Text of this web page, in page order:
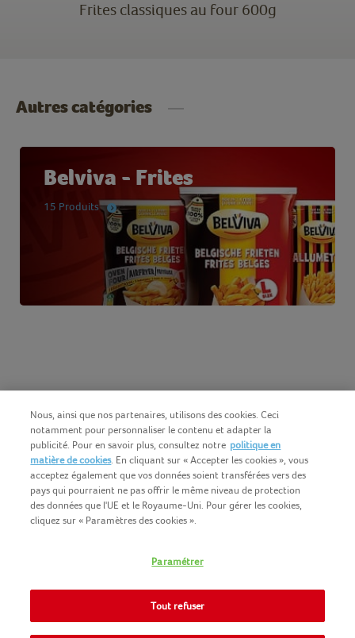
Frites classiques au four 600g
Autres catégories
Belviva - Frites
15 Produits
COPYRIGHT IGLO 2025
CONTACTEZ NOUS
COOKIE-POLICY
NOMAD FOODS
POLITIQUE-DE-CONFIDENTIALITE
Nous, ainsi que nos partenaires, utilisons des cookies. Ceci
notamment pour personnaliser le contenu et adapter la
publicité. Pour en savoir plus, consultez notre politique en
matière de cookies. En cliquant sur « Accepter les cookies », vous
acceptez également que vos données soient transférées vers des
pays qui pourraient ne pas offrir le même niveau de protection
des données que l'UE et le Royaume-Uni. Pour gérer les cookies,
cliquez sur « Paramètres des cookies ».
Paramétrer
Tout refuser